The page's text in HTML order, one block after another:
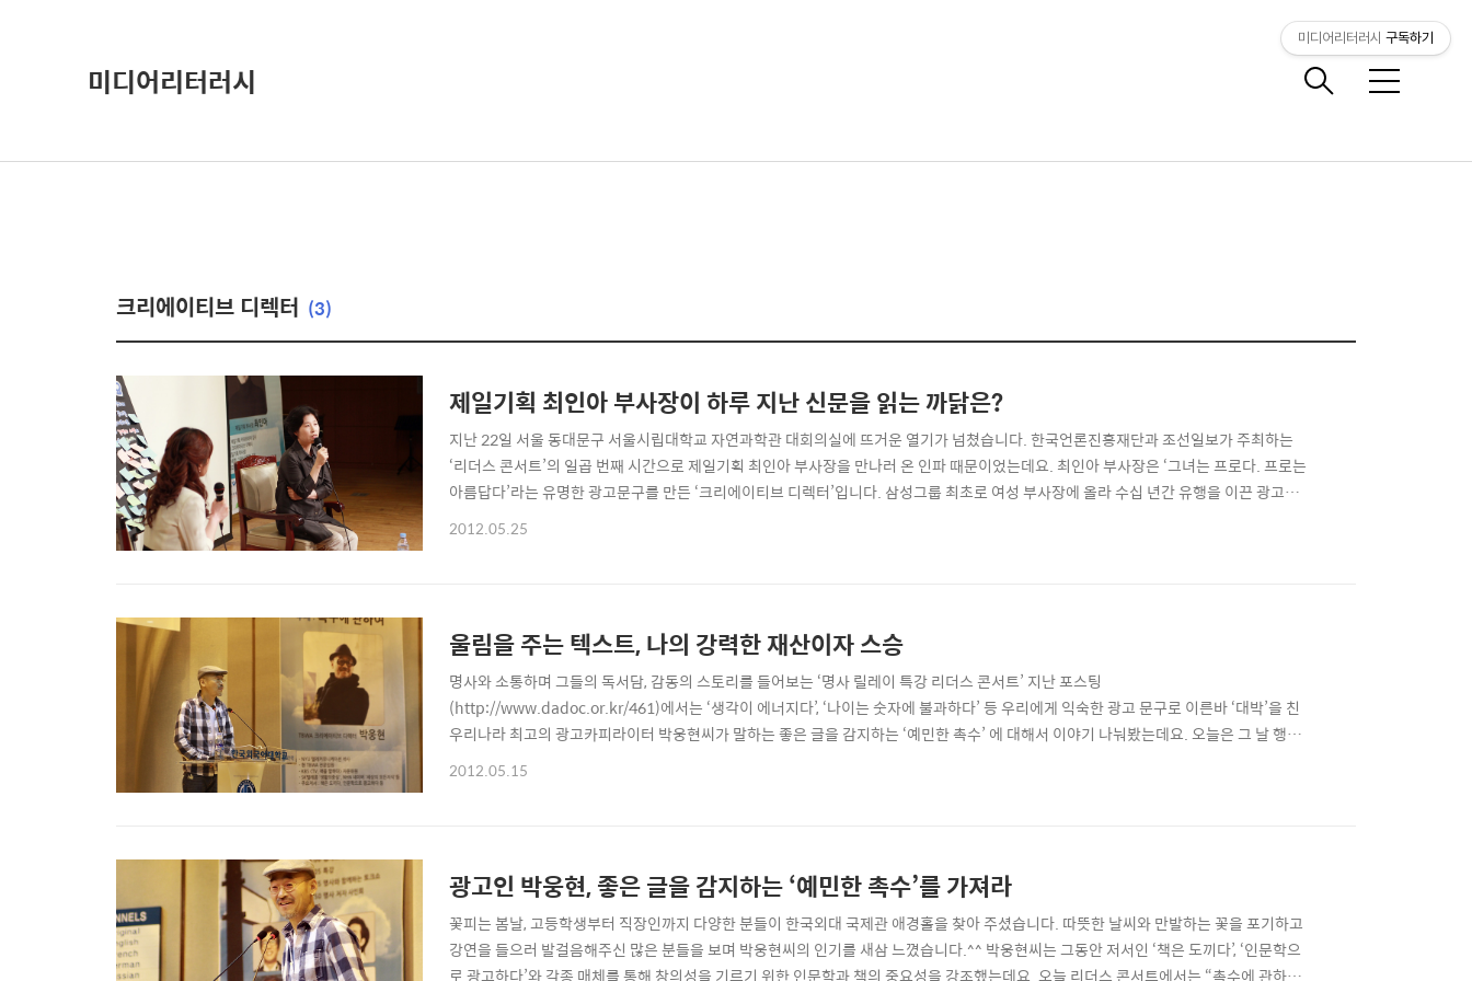
미디어리터러시 메
크리에이티브 디렉터 (3)
제일기획 최인아 부사장이 하루 지난 신문을 읽는 까닭은?
지난 22일 서울 동대문구 서울시립대학교 자연과학관 대회의실에 뜨거운 열기가 넘쳤습니다. 한국언론진흥재단과 조선일보가 주최하는
‘리더스 콘서트’의 일곱 번째 시간으로 제일기획 최인아 부사장을 만나러 온 인파 때문이었는데요. 최인아 부사장은 ‘그녀는 프로다. 프로는
아름답다’라는 유명한 광고문구를 만든 ‘크리에이티브 디렉터’입니다. 삼성그룹 최초로 여성 부사장에 올라 수십 년간 유행을 이끈 광고를
만든 최인아 님이 우리에게 들려주고픈 강연은 어떤 것인지 함께 만나보시죠?^^ 텍스트의 즐거움 최인아 부사장의 어릴 때 꿈은 소설가였
2012.05.25
울림을 주는 텍스트, 나의 강력한 재산이자 스승
명사와 소통하며 그들의 독서담, 감동의 스토리를 들어보는 ‘명사 릴레이 특강 리더스 콘서트’ 지난 포스팅
(http://www.dadoc.or.kr/461)에서는 ‘생각이 에너지다’, ‘나이는 숫자에 불과하다’ 등 우리에게 익숙한 광고 문구로 이른바 ‘대박’을 친
우리나라 최고의 광고카피라이터 박웅현씨가 말하는 좋은 글을 감지하는 ‘예민한 촉수’ 에 대해서 이야기 나눠봤는데요. 오늘은 그 날 행사
의 뒷이야기를 함께 나눠볼까 합니다.^^ 박웅현 씨는 “나에게 울림을 준 텍스트는 다 보관하는데 이것이 가장 강력한 재산”이라며 “이 자리
2012.05.15
광고인 박웅현, 좋은 글을 감지하는 ‘예민한 촉수’를 가져라
꽃피는 봄날, 고등학생부터 직장인까지 다양한 분들이 한국외대 국제관 애경홀을 찾아 주셨습니다. 따뜻한 날씨와 만발하는 꽃을 포기하고
강연을 들으러 발걸음해주신 많은 분들을 보며 박웅현씨의 인기를 새삼 느꼈습니다.^^ 박웅현씨는 그동안 저서인 ‘책은 도끼다’, ‘인문학으
로 광고하다’와 각종 매체를 통해 창의성을 기르기 위한 인문학과 책의 중요성을 강조했는데요. 오늘 리더스 콘서트에서는 “촉수에 관하
미디어리터러시 구독하기